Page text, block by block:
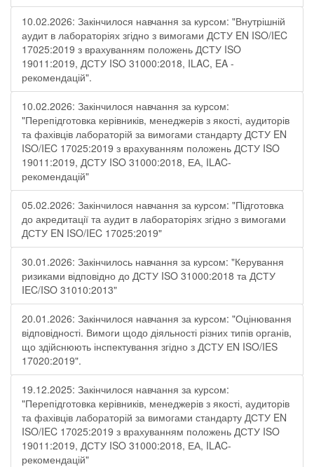
10.02.2026: Закінчилося навчання за курсом: "Внутрішній
аудит в лабораторіях згідно з вимогами ДСТУ EN ISO/IEC
17025:2019 з врахуванням положень ДСТУ ISO
19011:2019, ДСТУ ISO 31000:2018, ILAC, EA -
рекомендацій".
10.02.2026: Закінчилося навчання за курсом:
"Перепідготовка керівників, менеджерів з якості, аудиторів
та фахівців лабораторій за вимогами стандарту ДСТУ EN
ISO/IEC 17025:2019 з врахуванням положень ДСТУ ISO
19011:2019, ДСТУ ISO 31000:2018, ЕА, ILAC-
рекомендацій"
05.02.2026: Закінчилося навчання за курсом: "Підготовка
до акредитації та аудит в лабораторіях згідно з вимогами
ДСТУ EN ISO/IEC 17025:2019"
30.01.2026: Закінчилось навчання за курсом: "Керування
ризиками відповідно до ДСТУ ISO 31000:2018 та ДСТУ
IEC/ISO 31010:2013"
20.01.2026: Закінчилося навчання за курсом: "Оцінювання
відповідності. Вимоги щодо діяльності різних типів органів,
що здійснюють інспектування згідно з ДСТУ ЕN ISO/IES
17020:2019".
19.12.2025: Закінчилося навчання за курсом:
"Перепідготовка керівників, менеджерів з якості, аудиторів
та фахівців лабораторій за вимогами стандарту ДСТУ EN
ISO/IEC 17025:2019 з врахуванням положень ДСТУ ISO
19011:2019, ДСТУ ISO 31000:2018, ЕА, ILAC-
рекомендацій"